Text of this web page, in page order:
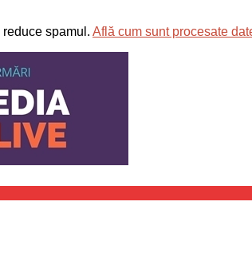
spamul. Află cum sunt procesate